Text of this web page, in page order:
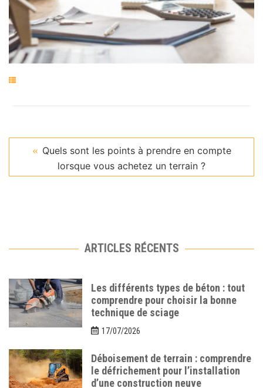
Quels sont les points à prendre en compte
lorsque vous achetez un terrain ?
ARTICLES RÉCENTS
Les différents types de béton : tout
comprendre pour choisir la bonne
technique de sciage
17/07/2026
Déboisement de terrain : comprendre
le défrichement pour l’installation
d’une construction neuve